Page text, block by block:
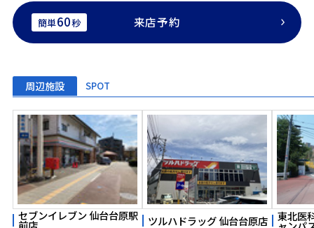
簡単60秒 来店予約
周辺施設 SPOT
セブンイレブン 仙台台原駅
前店 ツルハドラッグ 仙台台原店 東北医